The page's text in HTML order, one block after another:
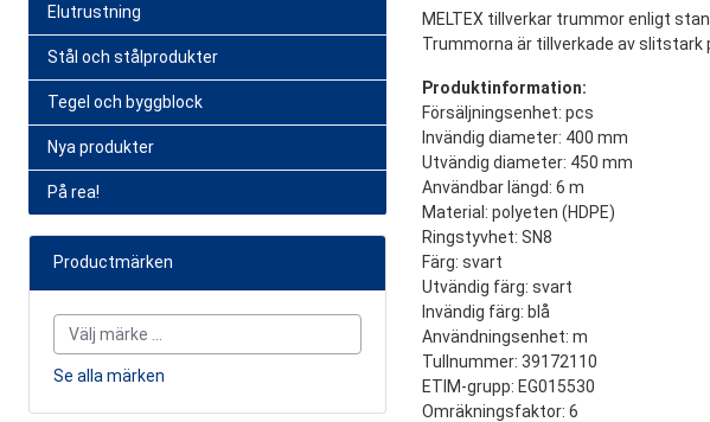
Elutrustning
Stål och stålprodukter
Tegel och byggblock
Nya produkter
På rea!
Productmärken
Se alla märken
MELTEX tillverkar trummor enligt
Trummorna är tillverkade av slitstark
Produktinformation:
Försäljningsenhet: pcs
Invändig diameter: 400 mm
Utvändig diameter: 450 mm
Användbar längd: 6 m
Material: polyeten (HDPE)
Ringstyvhet: SN8
Färg: svart
Utvändig färg: svart
Invändig färg: blå
Användningsenhet: m
Tullnummer: 39172110
ETIM-grupp: EG015530
Omräkningsfaktor: 6